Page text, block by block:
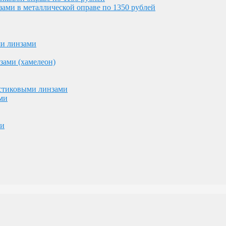
линзами
и 7000 рублей
в металлической оправе по 1350 рублей
линзами
(хамелеон)
линзами